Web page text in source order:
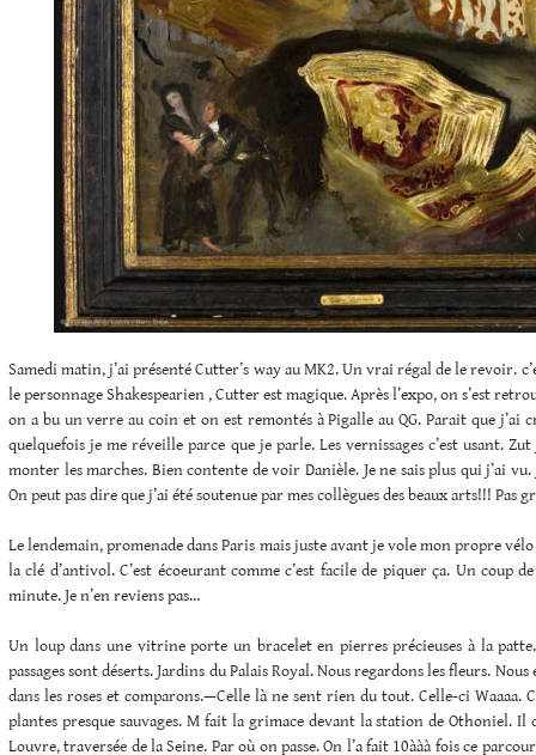
Samedi matin, j’ai présenté Cutter’s way au MK2. Un vrai régal de le revoir.
le personnage Shakespearien , Cutter est magique. Après l’expo, on s’est
on a bu un verre au coin et on est remontés à Pigalle au QG. Parait que j’ai
quelquefois je me réveille parce que je parle. Les vernissages c’est usant. Zut
monter les marches. Bien contente de voir Danièle. Je ne sais plus qui j’ai vu.
On peut pas dire que j’ai été soutenue par mes collègues des beaux arts!!! Pas
Le lendemain, promenade dans Paris mais juste avant je vole mon propre
la clé d’antivol. C’est écoeurant comme c’est facile de piquer ça. Un coup
minute. Je n’en reviens pas…
Un loup dans une vitrine porte un bracelet en pierres précieuses à la
passages sont déserts. Jardins du Palais Royal. Nous regardons les fleurs.
dans les roses et comparons.—Celle là ne sent rien du tout. Celle-ci Waaaa.
plantes presque sauvages. M fait la grimace devant la station de Othoniel. Il
Louvre, traversée de la Seine. Par où on passe. On l’a fait 10ààà fois ce